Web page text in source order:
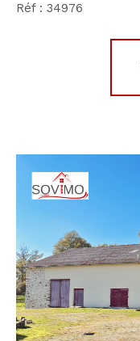
Réf : 34976